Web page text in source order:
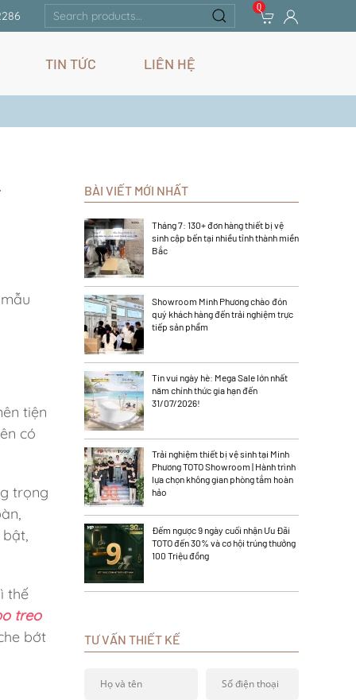
Search
for:
0
TIN TỨC LIÊN HỆ
tiện
có
trọng
thế
treo
bớt
BÀI VIẾT MỚI NHẤT
Tháng 7: 130+ đơn hàng thiết bị vệ
sinh cập bến tại nhiều tỉnh thành miền
Bắc
Showroom Minh Phương chào đón
quý khách hàng đến trải nghiệm trực
tiếp sản phẩm
Tin vui ngày hè: Mega Sale lớn nhất
năm chính thức gia hạn đến
31/07/2026!
Trải nghiệm thiết bị vệ sinh tại Minh
Phương TOTO Showroom | Hành trình
lựa chọn không gian phòng tắm hoàn
hảo
Đếm ngược 9 ngày cuối nhận Ưu Đãi
TOTO đến 30% và cơ hội trúng thưởng
100 Triệu đồng
TƯ VẤN THIẾT KẾ